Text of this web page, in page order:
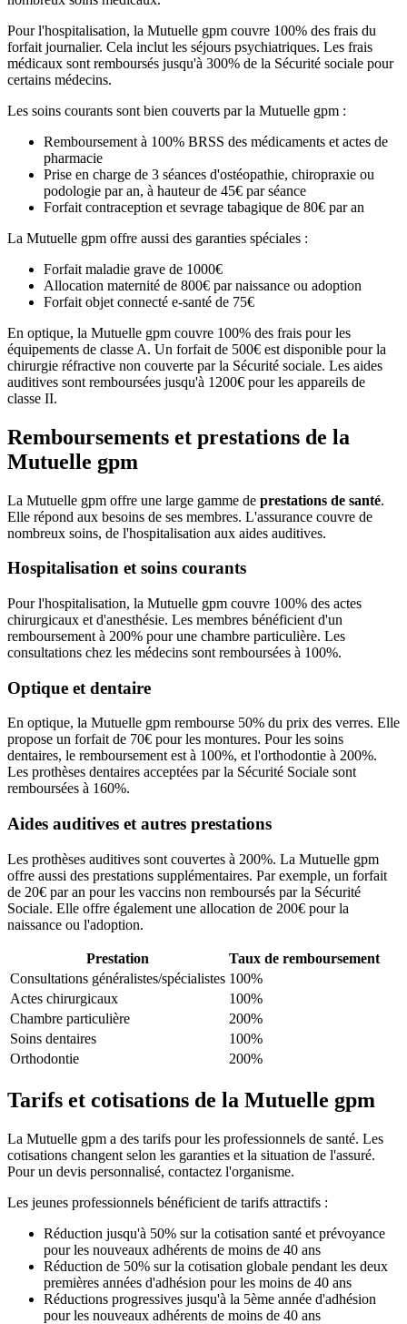
Pour l'hospitalisation, la Mutuelle gpm couvre 100% des frais du
forfait journalier. Cela inclut les séjours psychiatriques. Les frais
médicaux sont remboursés jusqu'à 300% de la Sécurité sociale pour
certains médecins.
Les soins courants sont bien couverts par la Mutuelle gpm :
Remboursement à 100% BRSS des médicaments et actes de
pharmacie
Prise en charge de 3 séances d'ostéopathie, chiropraxie ou
podologie par an, à hauteur de 45€ par séance
Forfait contraception et sevrage tabagique de 80€ par an
La Mutuelle gpm offre aussi des garanties spéciales :
Forfait maladie grave de 1000€
Allocation maternité de 800€ par naissance ou adoption
Forfait objet connecté e-santé de 75€
En optique, la Mutuelle gpm couvre 100% des frais pour les
équipements de classe A. Un forfait de 500€ est disponible pour la
chirurgie réfractive non couverte par la Sécurité sociale. Les aides
auditives sont remboursées jusqu'à 1200€ pour les appareils de
classe II.
Remboursements et prestations de la
Mutuelle gpm
La Mutuelle gpm offre une large gamme de prestations de santé.
Elle répond aux besoins de ses membres. L'assurance couvre de
nombreux soins, de l'hospitalisation aux aides auditives.
Hospitalisation et soins courants
Pour l'hospitalisation, la Mutuelle gpm couvre 100% des actes
chirurgicaux et d'anesthésie. Les membres bénéficient d'un
remboursement à 200% pour une chambre particulière. Les
consultations chez les médecins sont remboursées à 100%.
Optique et dentaire
En optique, la Mutuelle gpm rembourse 50% du prix des verres. Elle
propose un forfait de 70€ pour les montures. Pour les soins
dentaires, le remboursement est à 100%, et l'orthodontie à 200%.
Les prothèses dentaires acceptées par la Sécurité Sociale sont
remboursées à 160%.
Aides auditives et autres prestations
Les prothèses auditives sont couvertes à 200%. La Mutuelle gpm
offre aussi des prestations supplémentaires. Par exemple, un forfait
de 20€ par an pour les vaccins non remboursés par la Sécurité
Sociale. Elle offre également une allocation de 200€ pour la
naissance ou l'adoption.
Prestation
Taux de remboursement
Consultations généralistes/spécialistes 100%
Actes chirurgicaux
100%
Chambre particulière
200%
Soins dentaires
100%
Orthodontie
200%
Tarifs et cotisations de la Mutuelle gpm
La Mutuelle gpm a des tarifs pour les professionnels de santé. Les
cotisations changent selon les garanties et la situation de l'assuré.
Pour un devis personnalisé, contactez l'organisme.
Les jeunes professionnels bénéficient de tarifs attractifs :
Réduction jusqu'à 50% sur la cotisation santé et prévoyance
pour les nouveaux adhérents de moins de 40 ans
Réduction de 50% sur la cotisation globale pendant les deux
premières années d'adhésion pour les moins de 40 ans
Réductions progressives jusqu'à la 5ème année d'adhésion
pour les nouveaux adhérents de moins de 40 ans